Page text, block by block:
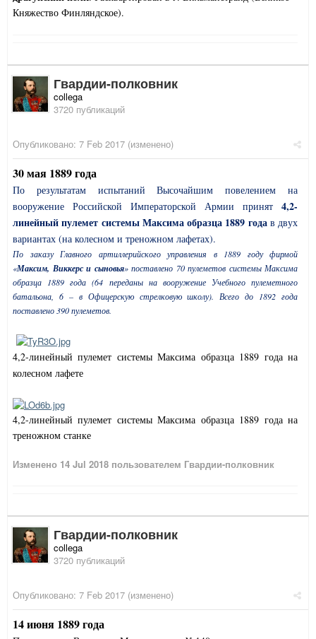
Княжество Финляндское).
Гвардии-полковник
collega
3720 публикаций
Опубликовано: 7 Feb 2017 (изменено)
30 мая 1889 года
По результатам испытаний Высочайшим повелением на
вооружение Российской Императорской Армии принят 4,2-
линейный пулемет системы Максима образца 1889 годав двух
вариантах (на колесном и треножном лафетах).
По заказу Главного артиллерийского управления в 1889 году фирмой
«Максим, Виккерс и сыновья» поставлено 70 пулеметов системы Максима
образца 1889 года (64 переданы на вооружение Учебного пулеметного
батальона, 6 – в Офицерскую стрелковую школу). Всего до 1892 года
поставлено 390 пулеметов.
4,2-линейный пулемет системы Максима образца 1889 года на
колесном лафете
4,2-линейный пулемет системы Максима образца 1889 года на
треножном станке
Изменено 14 Jul 2018 пользователем Гвардии-полковник
Гвардии-полковник
collega
3720 публикаций
Опубликовано: 7 Feb 2017 (изменено)
14 июня 1889 года